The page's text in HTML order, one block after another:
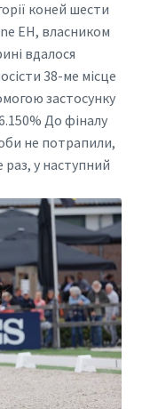
коней шести
EH, власником
вдалося
38-ме місце
застосунку
До фіналу
не потрапили,
у наступний